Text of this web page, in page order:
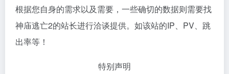
根据您自身的需求以及需要，一些确切的数据则需要找
神庙逃亡2的站长进行洽谈提供。如该站的IP、PV、跳
出率等！
特别声明